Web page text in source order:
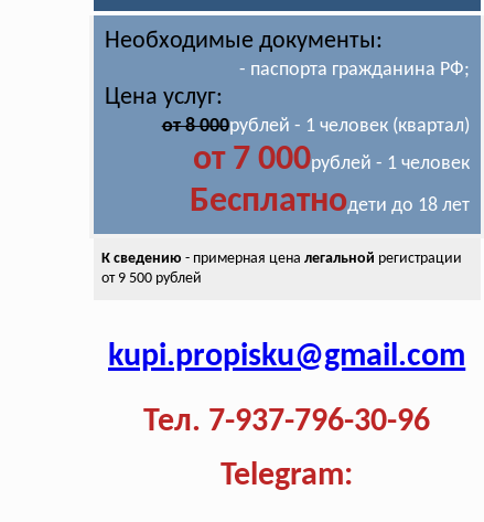
Необходимые документы:
- паспорта гражданина РФ;
Цена услуг:
от 8 000рублей - 1 человек (квартал)
от 7 000рублей - 1 человек
Бесплатнодети до 18 лет
К сведению - примерная цена легальной регистрации
от 9 500 рублей
kupi.propisku@gmail.com
Тел. 7-937-796-30-96
Telegram: